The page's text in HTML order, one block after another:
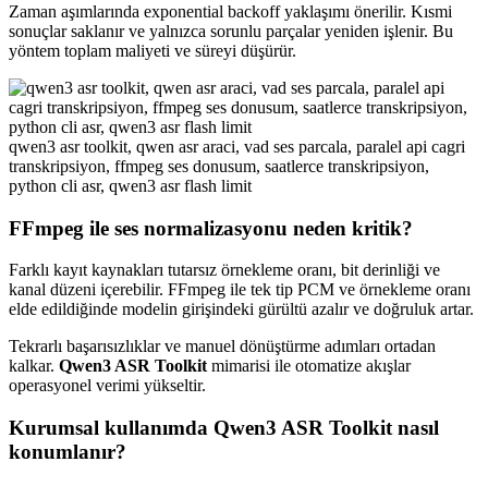
Zaman aşımlarında exponential backoff yaklaşımı önerilir. Kısmi
sonuçlar saklanır ve yalnızca sorunlu parçalar yeniden işlenir. Bu
yöntem toplam maliyeti ve süreyi düşürür.
qwen3 asr toolkit, qwen asr araci, vad ses parcala, paralel api cagri
transkripsiyon, ffmpeg ses donusum, saatlerce transkripsiyon,
python cli asr, qwen3 asr flash limit
FFmpeg ile ses normalizasyonu neden kritik?
Farklı kayıt kaynakları tutarsız örnekleme oranı, bit derinliği ve
kanal düzeni içerebilir. FFmpeg ile tek tip PCM ve örnekleme oranı
elde edildiğinde modelin girişindeki gürültü azalır ve doğruluk artar.
Tekrarlı başarısızlıklar ve manuel dönüştürme adımları ortadan
kalkar. Qwen3 ASR Toolkit mimarisi ile otomatize akışlar
operasyonel verimi yükseltir.
Kurumsal kullanımda Qwen3 ASR Toolkit nasıl
konumlanır?